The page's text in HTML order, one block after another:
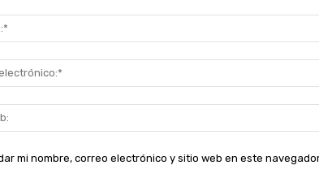
mi nombre, correo electrónico y sitio web en este